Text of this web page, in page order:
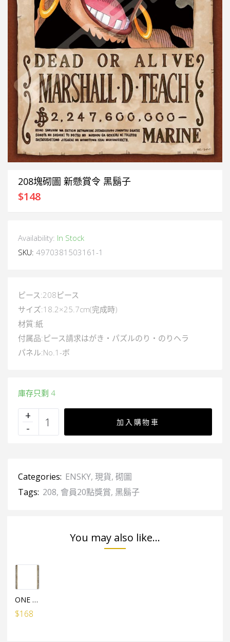
208塊砌圖 新懸賞令 黑鬍子
$148
Availability: In Stock
SKU: 4970381503161-1
ピース:208ピース
サイズ:18.2×25.7cm(完成時)
材質:紙
付属品:ピース請求はがき・パズルのり・のりヘラ
パネル:No.1-ボ
庫存只剩 4
加入購物車
Categories: ENSKY, 現貨, 砌圖
Tags: 208, 會員20點獎賞, 黑鬍子
You may also like...
ONE PIECE水晶砌圖（208塊）專用框架
$168